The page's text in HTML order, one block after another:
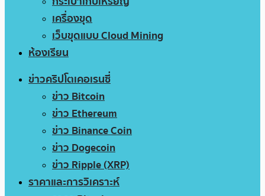
เครื่องขุด
เว็บขุดแบบ Cloud Mining
ห้องเรียน
ข่าวคริปโตเคอเรนซี่
ข่าว Bitcoin
ข่าว Ethereum
ข่าว Binance Coin
ข่าว Dogecoin
ข่าว Ripple (XRP)
ราคาและการวิเคราะห์